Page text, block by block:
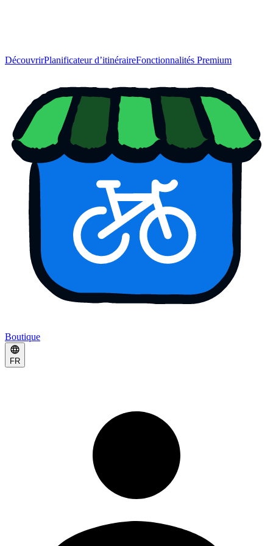
DécouvrirPlanificateur d’itinéraireFonctionnalités Premium
Boutique
FR